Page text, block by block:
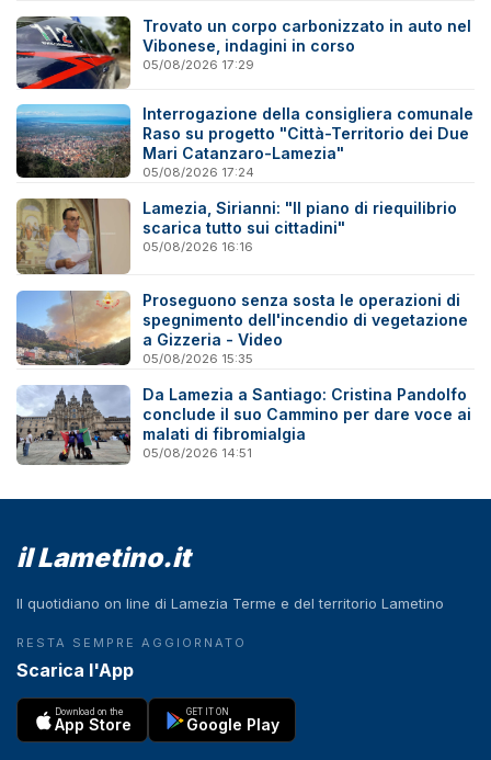
Trovato un corpo carbonizzato in auto nel
Vibonese, indagini in corso
05/08/2026 17:29
Interrogazione della consigliera comunale
Raso su progetto "Città-Territorio dei Due
Mari Catanzaro-Lamezia"
05/08/2026 17:24
Lamezia, Sirianni: "Il piano di riequilibrio
scarica tutto sui cittadini"
05/08/2026 16:16
Proseguono senza sosta le operazioni di
spegnimento dell'incendio di vegetazione
a Gizzeria - Video
05/08/2026 15:35
Da Lamezia a Santiago: Cristina Pandolfo
conclude il suo Cammino per dare voce ai
malati di fibromialgia
05/08/2026 14:51
il Lametino.it
Il quotidiano on line di Lamezia Terme e del territorio Lametino
RESTA SEMPRE AGGIORNATO
Scarica l'App
Download on the
App Store
GET IT ON
Google Play